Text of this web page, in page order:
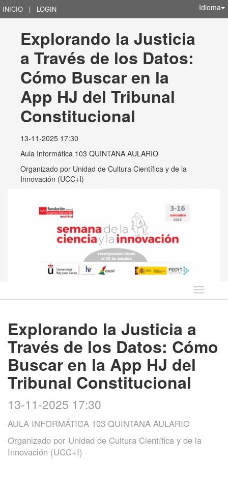
INICIO | LOGIN Idioma
Explorando la Justicia
a Través de los Datos:
Cómo Buscar en la
App HJ del Tribunal
Constitucional
13-11-2025 17:30
Aula Informática 103 QUINTANA AULARIO
Organizado por Unidad de Cultura Científica y de la
Innovación (UCC+I)
Idioma
Explorando la Justicia a
Través de los Datos: Cómo
Buscar en la App HJ del
Tribunal Constitucional
13-11-2025 17:30
AULA INFORMÁTICA 103 QUINTANA AULARIO
Organizado por Unidad de Cultura Científica y de la
Innovación (UCC+I)